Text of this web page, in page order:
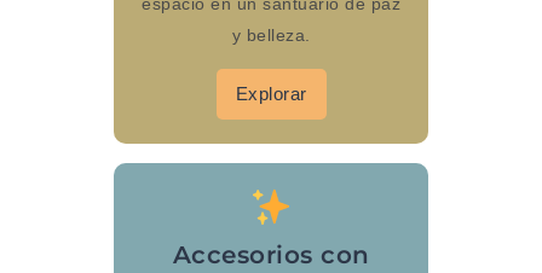
y belleza.
Explorar
Accesorios con